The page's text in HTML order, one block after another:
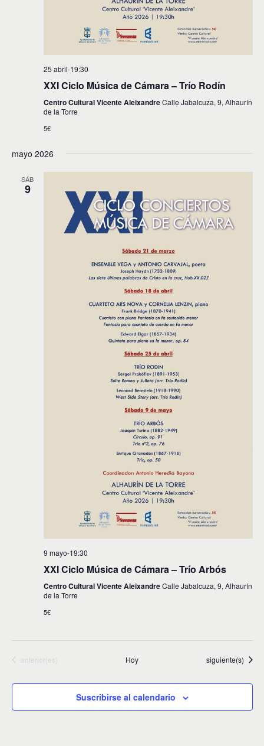
25 abril-19:30
XXI Ciclo Música de Cámara – Trío Rodín
Centro Cultural Vicente AleixandreCalle Jabalcuza, 9, Alhaurín
de la Torre
5€
mayo 2026
SÁB
9
9 mayo-19:30
XXI Ciclo Música de Cámara – Trío Arbós
Centro Cultural Vicente AleixandreCalle Jabalcuza, 9, Alhaurín
de la Torre
5€
Eventos
anterior(es) Hoy Eventos
siguiente(s)
Suscribirse al calendario